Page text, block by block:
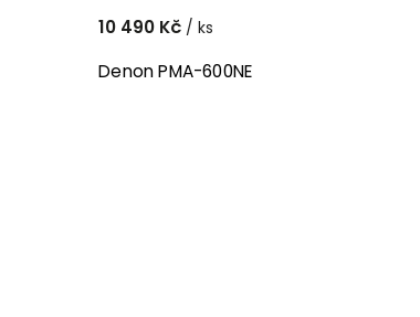
Denon PMA-600NE
10 490 Kč / ks